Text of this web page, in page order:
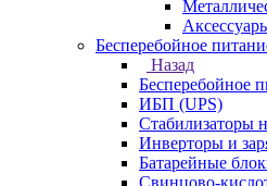
Бесперебойное
Назад
Бесперебойное
ИБП (UPS)
Стабилизаторы
Инверторы и
Батарейные
Свинцово-